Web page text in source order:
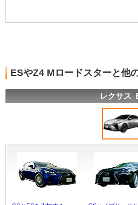
ESやZ4 Mロードスターと他
レクサス